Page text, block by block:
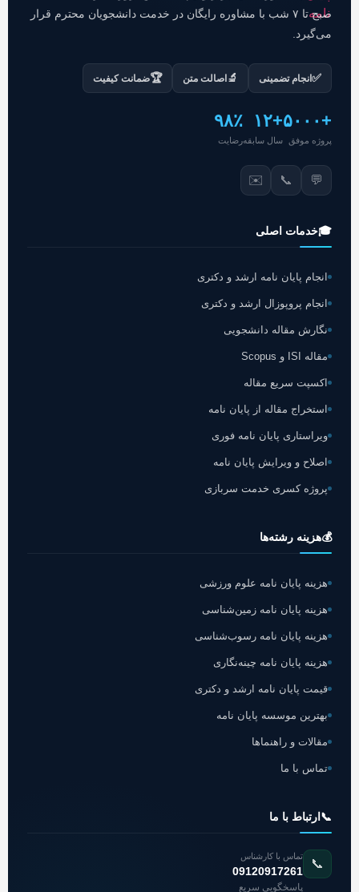
صبح تا ۷ شب با مشاوره رایگان در خدمت دانشجویان محترم قرار
می‌گیرد.
✅انجام تضمینی 🔬اصالت متن 🏆ضمانت کیفیت
+۵۰۰۰
پروژه موفق
+۱۲
سال سابقه
۹۸٪
رضایت
💬
📞
✉️
🎓خدمات اصلی
انجام پایان نامه ارشد و دکتری
انجام پروپوزال ارشد و دکتری
نگارش مقاله دانشجویی
مقاله ISI و Scopus
اکسپت سریع مقاله
استخراج مقاله از پایان نامه
ویراستاری پایان نامه فوری
اصلاح و ویرایش پایان نامه
پروژه کسری خدمت سربازی
💰هزینه رشته‌ها
هزینه پایان نامه علوم ورزشی
هزینه پایان نامه زمین‌شناسی
هزینه پایان نامه رسوب‌شناسی
هزینه پایان نامه چینه‌نگاری
قیمت پایان نامه ارشد و دکتری
بهترین موسسه پایان نامه
مقالات و راهنماها
تماس با ما
📞 ارتباط با ما
📞
تماس با کارشناس
09120917261
پاسخگویی سریع